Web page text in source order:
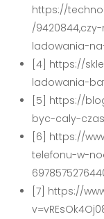
https://
/
ladowania-
[4] https://
ladowania-
[5] https://
byc-caly-
[6] https://
telefonu-w-
[7] https://